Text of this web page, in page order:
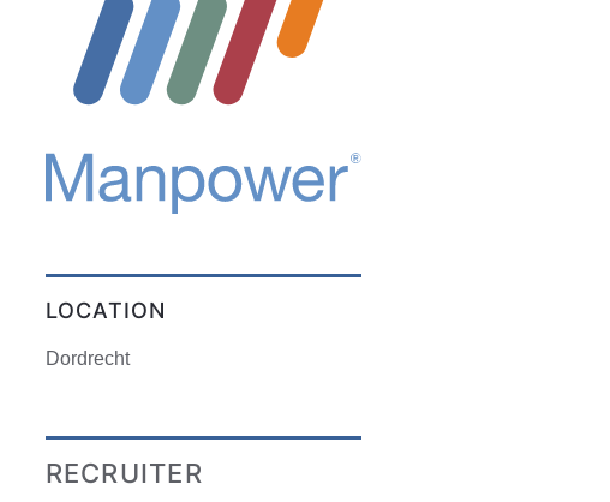
LOCATION
Dordrecht
RECRUITER